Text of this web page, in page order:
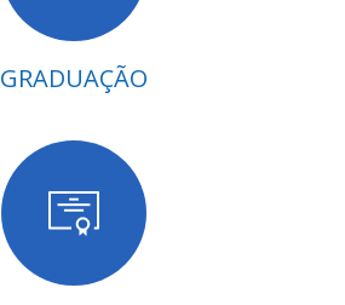
GRADUAÇÃO